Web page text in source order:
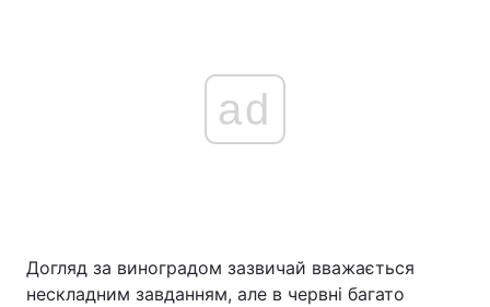
ad
Догляд за виноградом зазвичай вважається
нескладним завданням, але в червні багато